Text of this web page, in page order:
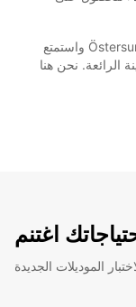
اختر Europcar لتأجير سيارتك في Östersunds kommun واستمتع
الرائعة. نحن هنا
اغتنم
الموديلات الجديدة